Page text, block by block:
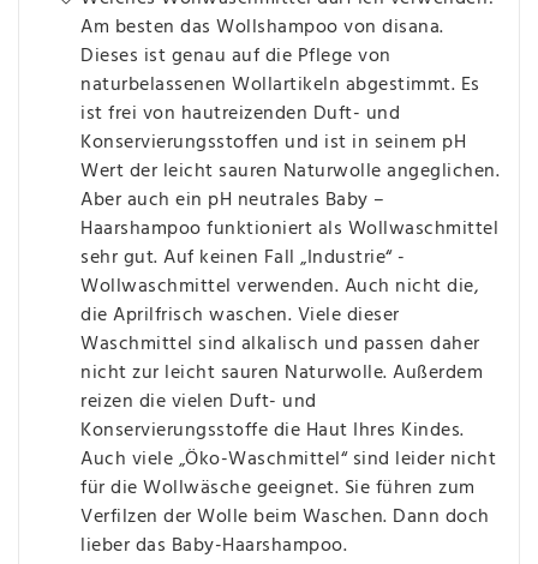
Am besten das Wollshampoo von disana.
Dieses ist genau auf die Pflege von
naturbelassenen Wollartikeln abgestimmt. Es
ist frei von hautreizenden Duft- und
Konservierungsstoffen und ist in seinem pH
Wert der leicht sauren Naturwolle angeglichen.
Aber auch ein pH neutrales Baby –
Haarshampoo funktioniert als Wollwaschmittel
sehr gut. Auf keinen Fall „Industrie“ -
Wollwaschmittel verwenden. Auch nicht die,
die Aprilfrisch waschen. Viele dieser
Waschmittel sind alkalisch und passen daher
nicht zur leicht sauren Naturwolle. Außerdem
reizen die vielen Duft- und
Konservierungsstoffe die Haut Ihres Kindes.
Auch viele „Öko-Waschmittel“ sind leider nicht
für die Wollwäsche geeignet. Sie führen zum
Verfilzen der Wolle beim Waschen. Dann doch
lieber das Baby-Haarshampoo.